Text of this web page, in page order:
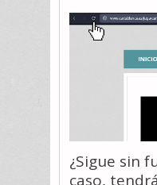
¿Sigue sin
caso,